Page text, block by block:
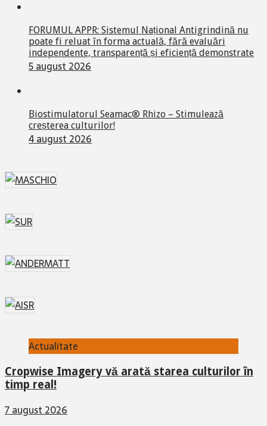
FORUMUL APPR: Sistemul Național Antigrindină nu
poate fi reluat în forma actuală, fără evaluări
independente, transparență și eficiență demonstrate
5 august 2026
Biostimulatorul Seamac® Rhizo – Stimulează
creșterea culturilor!
4 august 2026
Actualitate
Cropwise Imagery vă arată starea culturilor în
timp real!
7 august 2026